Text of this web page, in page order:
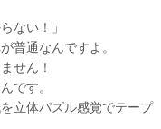
ない！」
普通なんですよ。
せん！
です。
立体パズル感覚でテープ